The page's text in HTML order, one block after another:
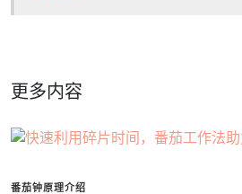
更多内容
番茄钟原理介绍